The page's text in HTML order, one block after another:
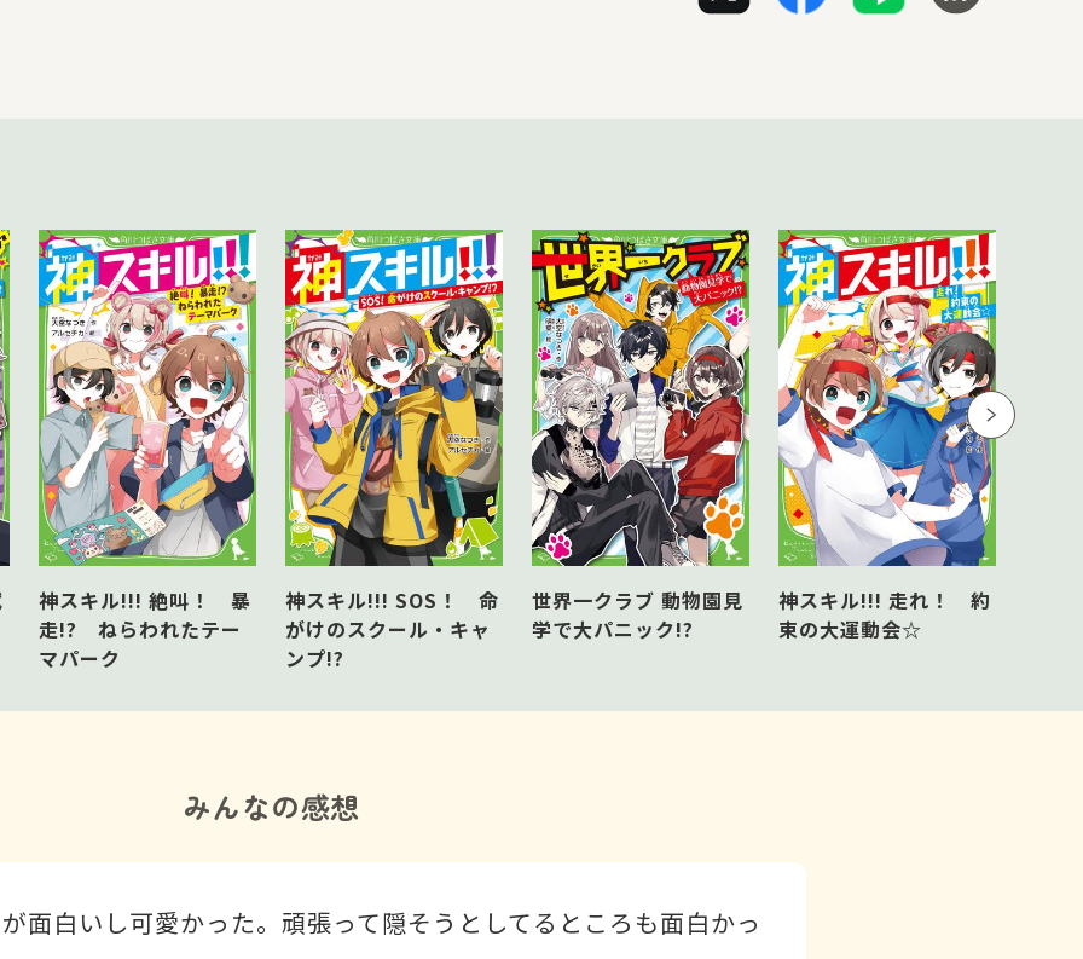
神スキル!!! 絶叫！ 暴
走!? ねらわれたテー
マパーク
神スキル!!! SOS！ 命
がけのスクール・キャ
ンプ!?
世界一クラブ 動物園見
学で大パニック!?
神スキル!!! 走れ！ 約
束の大運動会☆
みんなの感想
面白いし可愛かった。頑張って隠そうとしてるところも面白かっ